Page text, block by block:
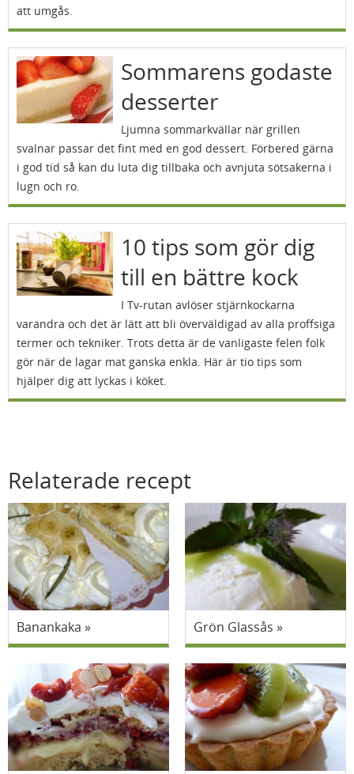
att umgås.
Sommarens godaste
desserter
Ljumna sommarkvällar när grillen
svalnar passar det fint med en god dessert. Förbered gärna
i god tid så kan du luta dig tillbaka och avnjuta sötsakerna i
lugn och ro.
10 tips som gör dig
till en bättre kock
I Tv-rutan avlöser stjärnkockarna
varandra och det är lätt att bli överväldigad av alla proffsiga
termer och tekniker. Trots detta är de vanligaste felen folk
gör när de lagar mat ganska enkla. Här är tio tips som
hjälper dig att lyckas i köket.
Relaterade recept
Banankaka Grön Glassås